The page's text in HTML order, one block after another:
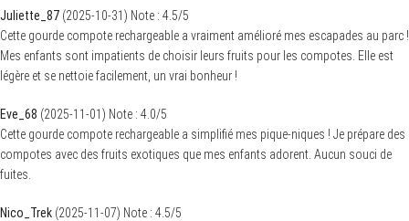
Juliette_87 (2025-10-31) Note : 4.5/5
Cette gourde compote rechargeable a vraiment amélioré mes escapades au parc !
Mes enfants sont impatients de choisir leurs fruits pour les compotes. Elle est
légère et se nettoie facilement, un vrai bonheur !
Eve_68 (2025-11-01) Note : 4.0/5
Cette gourde compote rechargeable a simplifié mes pique-niques ! Je prépare des
compotes avec des fruits exotiques que mes enfants adorent. Aucun souci de
fuites.
Nico_Trek (2025-11-07) Note : 4.5/5